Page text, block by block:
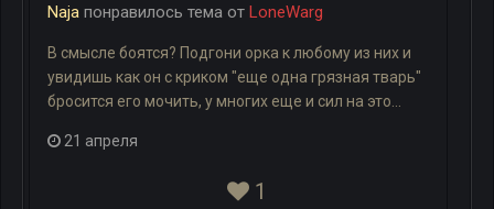
Naja понравилось тема от LoneWarg
В смысле боятся? Подгони орка к любому из них и
увидишь как он с криком "еще одна грязная тварь"
бросится его мочить, у многих еще и сил на это...
21 апреля
1